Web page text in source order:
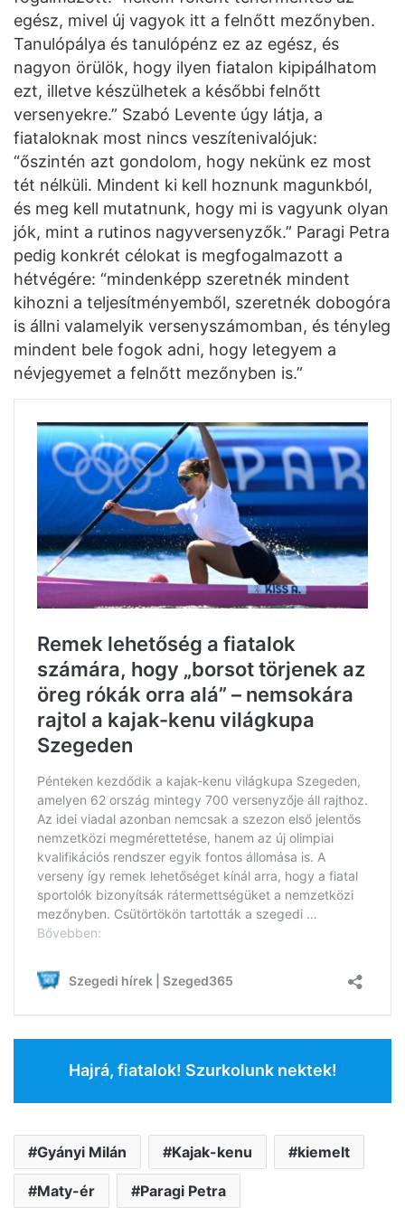
egész, mivel új vagyok itt a felnőtt mezőnyben.
Tanulópálya és tanulópénz ez az egész, és
nagyon örülök, hogy ilyen fiatalon kipipálhatom
ezt, illetve készülhetek a későbbi felnőtt
versenyekre.” Szabó Levente úgy látja, a
fiataloknak most nincs veszítenivalójuk:
“őszintén azt gondolom, hogy nekünk ez most
tét nélküli. Mindent ki kell hoznunk magunkból,
és meg kell mutatnunk, hogy mi is vagyunk olyan
jók, mint a rutinos nagyversenyzők.” Paragi Petra
pedig konkrét célokat is megfogalmazott a
hétvégére: “mindenképp szeretnék mindent
kihozni a teljesítményemből, szeretnék dobogóra
is állni valamelyik versenyszámomban, és tényleg
mindent bele fogok adni, hogy letegyem a
névjegyemet a felnőtt mezőnyben is.”
Hajrá, fiatalok! Szurkolunk nektek!
Gyányi Milán Kajak-kenu kiemelt
Maty-ér Paragi Petra